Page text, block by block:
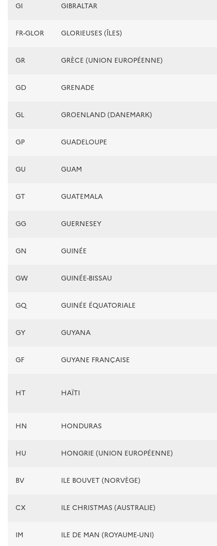
GI GIBRALTAR
FR-GLOR GLORIEUSES (ÎLES)
GR GRÈCE (UNION EUROPÉENNE)
GD GRENADE
GL GROENLAND (DANEMARK)
GP GUADELOUPE
GU GUAM
GT GUATEMALA
GG GUERNESEY
GN GUINÉE
GW GUINÉE-BISSAU
GQ GUINÉE ÉQUATORIALE
GY GUYANA
GF GUYANE FRANÇAISE
HT HAÏTI
HN HONDURAS
HU HONGRIE (UNION EUROPÉENNE)
BV ILE BOUVET (NORVÈGE)
CX ILE CHRISTMAS (AUSTRALIE)
IM ILE DE MAN (ROYAUME-UNI)